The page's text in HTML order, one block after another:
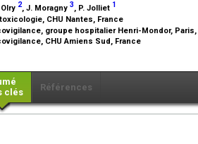
Olry 2, J. Moragny 3, P. Jolliet 1
CHU Nantes, France
groupe hospitalier Henri-Mondor,
CHU Amiens Sud, France
clés
Références